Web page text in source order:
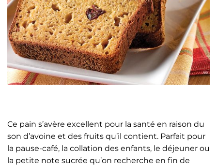
Ce pain s’avère excellent pour la santé en raison du
son d’avoine et des fruits qu’il contient. Parfait pour
la pause-café, la collation des enfants, le déjeuner ou
la petite note sucrée qu’on recherche en fin de